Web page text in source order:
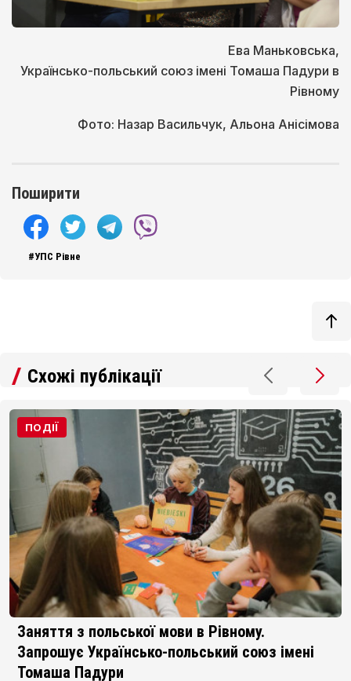
Ева Маньковська,
Українсько-польський союз імені Томаша Падури в
Рівному
Фото: Назар Васильчук, Альона Анісімова
Поширити
#УПС Рівне
Схожі публікації
ПОДІЇ
Заняття з польської мови в Рівному.
Запрошує Українсько-польський союз імені
Томаша Падури